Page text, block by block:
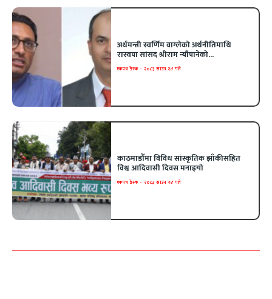
अर्थमन्त्री स्वर्णिम वाग्लेको अर्थनीतिमाथि
रास्वपा सांसद श्रीराम न्यौपानेको...
एकपत्र डेस्क - २०८३ साउन २४ गते
काठमाडौँमा विविध सांस्कृतिक झाँकीसहित
विश्व आदिवासी दिवस मनाइयो
एकपत्र डेस्क - २०८३ साउन २४ गते